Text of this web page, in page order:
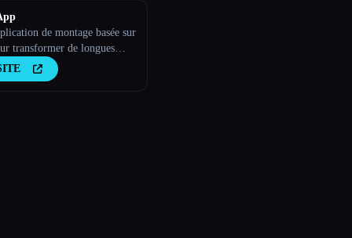
de montage basée sur
transformer de longues
clips viraux